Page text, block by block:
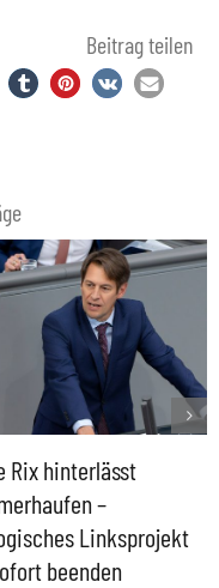
Beitrag teilen
Rix hinterlässt
–
Linksprojekt
beenden